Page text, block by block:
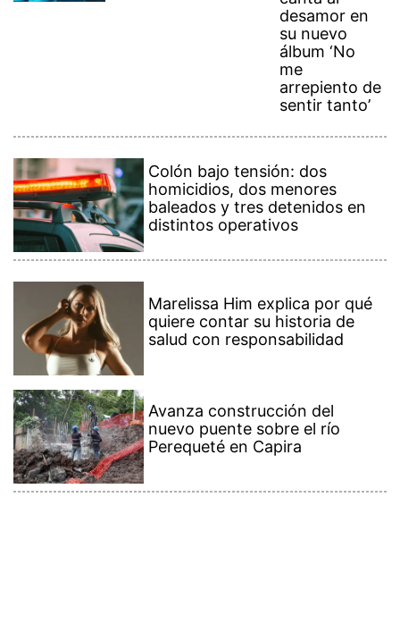
desamor en
su nuevo
álbum ‘No
me
arrepiento de
sentir tanto’
Colón bajo tensión: dos
homicidios, dos menores
baleados y tres detenidos en
distintos operativos
Marelissa Him explica por qué
quiere contar su historia de
salud con responsabilidad
Avanza construcción del
nuevo puente sobre el río
Perequeté en Capira